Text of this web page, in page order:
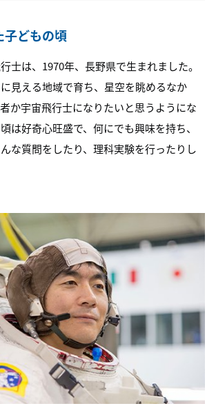
子どもの頃
士は、1970年、長野県で生まれました。
見える地域で育ち、星空を眺めるなか
か宇宙飛行士になりたいと思うようにな
は好奇心旺盛で、何にでも興味を持ち、
な質問をしたり、理科実験を行ったりし